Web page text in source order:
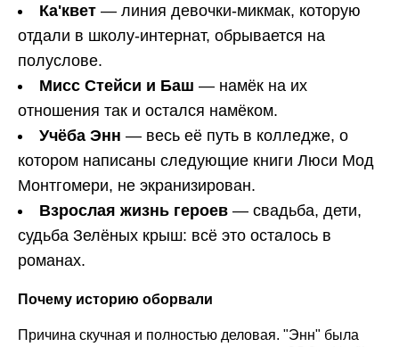
Ка'квет — линия девочки-микмак, которую
отдали в школу-интернат, обрывается на
полуслове.
Мисс Стейси и Баш — намёк на их
отношения так и остался намёком.
Учёба Энн — весь её путь в колледже, о
котором написаны следующие книги Люси Мод
Монтгомери, не экранизирован.
Взрослая жизнь героев — свадьба, дети,
судьба Зелёных крыш: всё это осталось в
романах.
Почему историю оборвали
Причина скучная и полностью деловая. "Энн" была